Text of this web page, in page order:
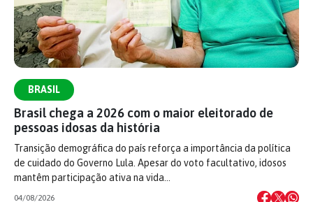
BRASIL
Brasil chega a 2026 com o maior eleitorado de
pessoas idosas da história
Transição demográfica do país reforça a importância da política
de cuidado do Governo Lula. Apesar do voto facultativo, idosos
mantêm participação ativa na vida…
04/08/2026